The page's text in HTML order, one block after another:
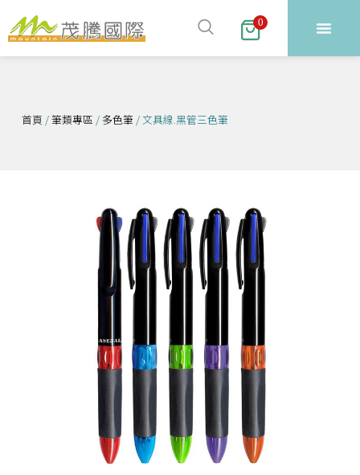
跳
至
主
容
0
首頁 /筆類專區 / 多色筆 / 文具線.黑管三色筆